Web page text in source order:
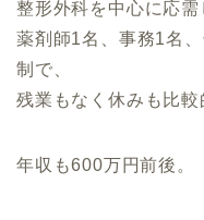
整形外科を中心に応需
薬剤師1名、事務1名
制で、
残業もなく休みも比較
年収も600万円前後。